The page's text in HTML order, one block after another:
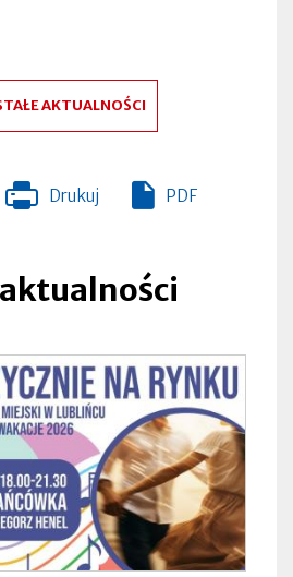
AKTUALNOŚCI
Drukuj
Otworzy
nowej
zakładce
PDF